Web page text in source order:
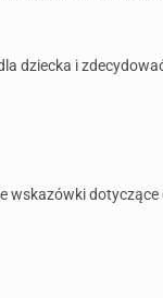
dziecka i
wskazówki